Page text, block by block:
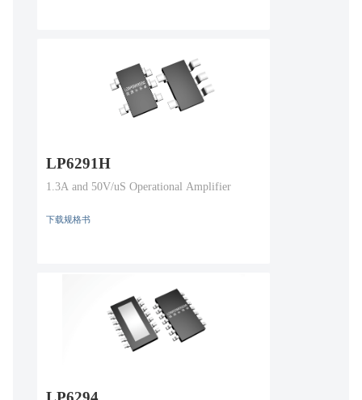
LP6291H
1.3A and 50V/uS Operational Amplifier
下载规格书